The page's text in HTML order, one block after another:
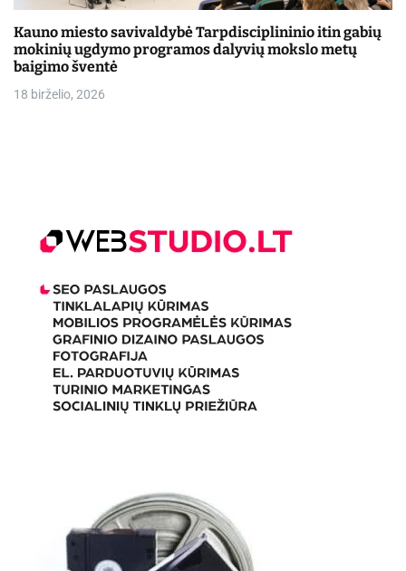
Kauno miesto savivaldybė Tarpdisciplininio itin gabių
mokinių ugdymo programos dalyvių mokslo metų
baigimo šventė
18 birželio, 2026